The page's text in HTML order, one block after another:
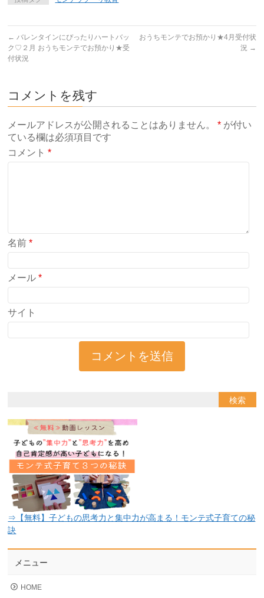
← バレンタインにぴったりハートバッ
ク♡２月 おうちモンテでお預かり★受
付状況
おうちモンテでお預かり★4月受付状
況 →
コメントを残す
メールアドレスが公開されることはありません。 * が付い
ている欄は必須項目です
コメント*
名前*
メール*
サイト
⇒【無料】子どもの思考力と集中力が高まる！モンテ式子育ての秘
訣
メニュー
HOME